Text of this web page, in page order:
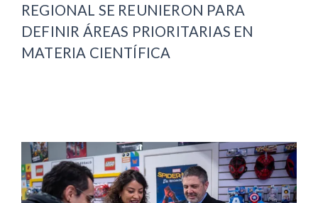
REGIONAL SE REUNIERON PARA
DEFINIR ÁREAS PRIORITARIAS EN
MATERIA CIENTÍFICA